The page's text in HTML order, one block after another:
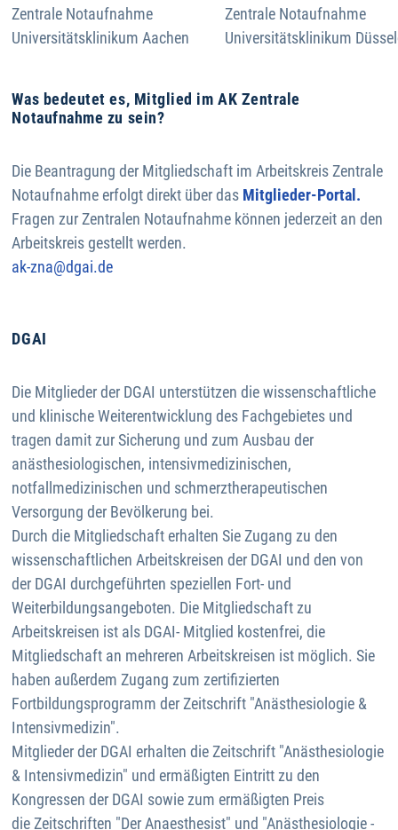
Zentrale Notaufnahme
Universitätsklinikum Aachen
Zentrale Notaufnahme
Universitätsklinikum
Was bedeutet es, Mitglied im AK Zentrale
Notaufnahme zu sein?
Die Beantragung der Mitgliedschaft im Arbeitskreis Zentrale
Notaufnahme erfolgt direkt über das Mitglieder-Portal.
Fragen zur Zentralen Notaufnahme können jederzeit an den
Arbeitskreis gestellt werden.
ak-zna@dgai.de
DGAI
Die Mitglieder der DGAI unterstützen die wissenschaftliche
und klinische Weiterentwicklung des Fachgebietes und
tragen damit zur Sicherung und zum Ausbau der
anästhesiologischen, intensivmedizinischen,
notfallmedizinischen und schmerztherapeutischen
Versorgung der Bevölkerung bei.
Durch die Mitgliedschaft erhalten Sie Zugang zu den
wissenschaftlichen Arbeitskreisen der DGAI und den von
der DGAI durchgeführten speziellen Fort- und
Weiterbildungsangeboten. Die Mitgliedschaft zu
Arbeitskreisen ist als DGAI- Mitglied kostenfrei, die
Mitgliedschaft an mehreren Arbeitskreisen ist möglich. Sie
haben außerdem Zugang zum zertifizierten
Fortbildungsprogramm der Zeitschrift "Anästhesiologie &
Intensivmedizin".
Mitglieder der DGAI erhalten die Zeitschrift "Anästhesiologie
& Intensivmedizin" und ermäßigten Eintritt zu den
Kongressen der DGAI sowie zum ermäßigten Preis
die Zeitschriften "Der Anaesthesist" und "Anästhesiologie -